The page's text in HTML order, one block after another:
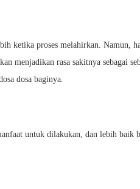
ketika proses melahirkan. Namun,
menjadikan rasa sakitnya sebagai
dosa baginya.
untuk dilakukan, dan lebih baik